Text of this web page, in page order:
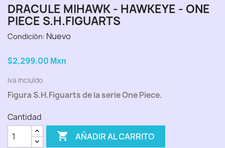
DRACULE MIHAWK - HAWKEYE - ONE
PIECE S.H.FIGUARTS
Condición: Nuevo
$2,299.00 Mxn
Iva Incluído
Figura S.H.Figuarts de la serie One Piece.
Cantidad
 AÑADIR AL CARRITO